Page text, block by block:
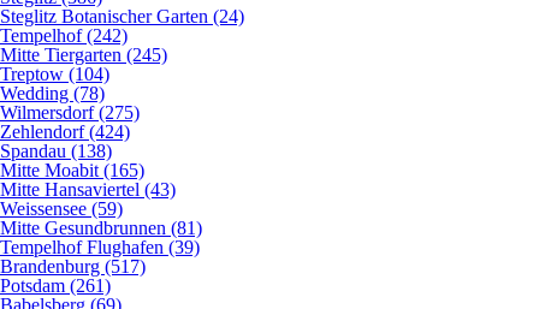
Steglitz Botanischer Garten (24)
Tempelhof (242)
Mitte Tiergarten (245)
Treptow (104)
Wedding (78)
Wilmersdorf (275)
Zehlendorf (424)
Spandau (138)
Mitte Moabit (165)
Mitte Hansaviertel (43)
Weissensee (59)
Mitte Gesundbrunnen (81)
Tempelhof Flughafen (39)
Brandenburg (517)
Potsdam (261)
Babelsberg (69)